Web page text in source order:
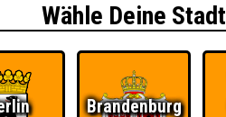
Wähle Deine Stadt
Brandenburg